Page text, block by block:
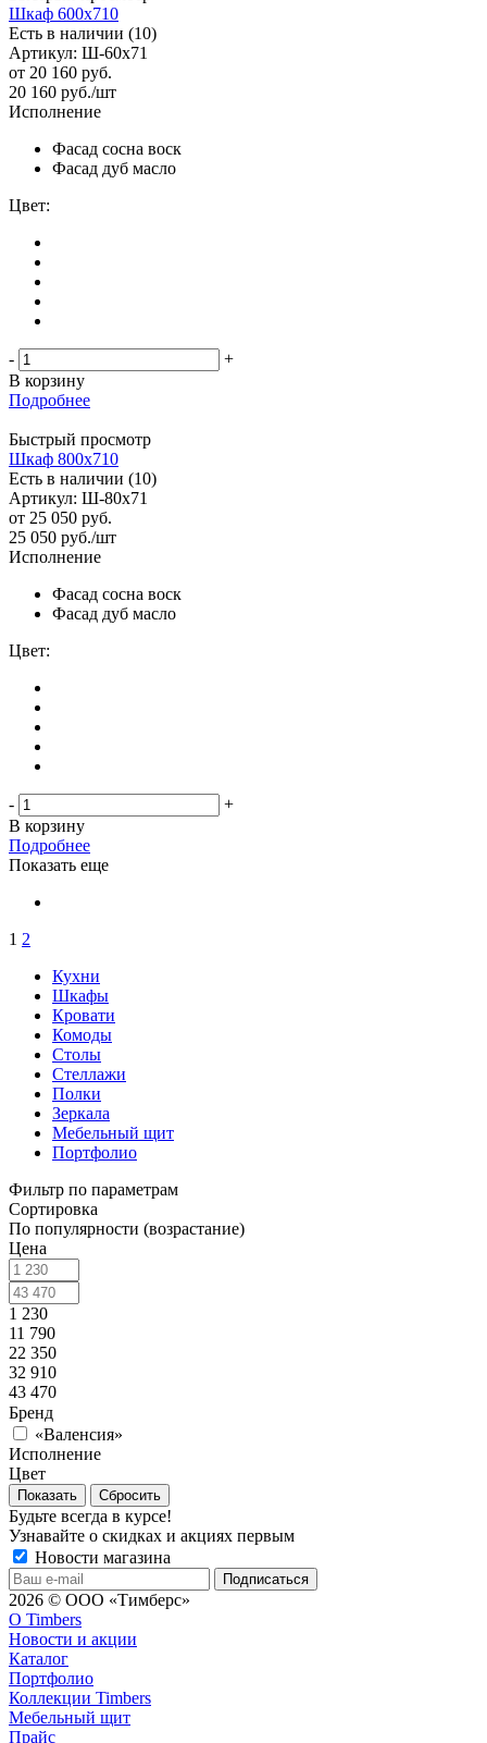
Шкаф 600х710
Есть в наличии (10)
Артикул: Ш-60х71
от 20 160 руб.
20 160 руб./шт
Исполнение
Фасад сосна воск
Фасад дуб масло
Цвет:
-
+
В корзину
Подробнее
Быстрый просмотр
Шкаф 800х710
Есть в наличии (10)
Артикул: Ш-80х71
от 25 050 руб.
25 050 руб./шт
Исполнение
Фасад сосна воск
Фасад дуб масло
Цвет:
-
+
В корзину
Подробнее
Показать еще
1 2
Кухни
Шкафы
Кровати
Комоды
Столы
Стеллажи
Полки
Зеркала
Мебельный щит
Портфолио
Фильтр по параметрам
Сортировка
По популярности (возрастание)
Цена
1 230
11 790
22 350
32 910
43 470
Бренд
«Валенсия»
Исполнение
Цвет
Сбросить
Будьте всегда в курсе!
Узнавайте о скидках и акциях первым
Новости магазина
2026 © ООО «Тимберс»
О Timbers
Новости и акции
Каталог
Портфолио
Коллекции Timbers
Мебельный щит
Прайс